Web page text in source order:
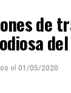
este
a
de
de
el 01/05/2020